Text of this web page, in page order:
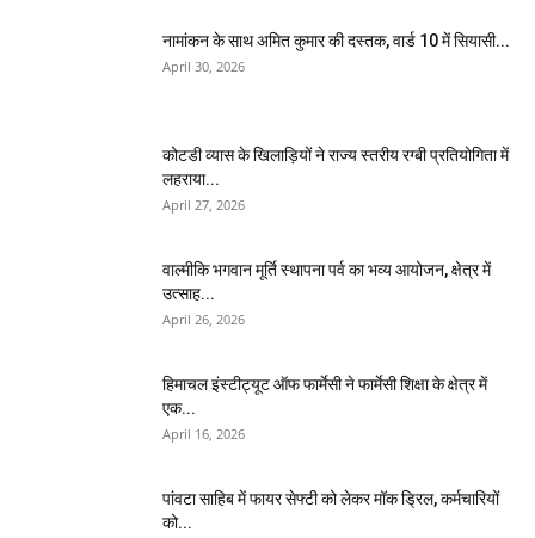
नामांकन के साथ अमित कुमार की दस्तक, वार्ड 10 में सियासी...
April 30, 2026
कोटडी व्यास के खिलाड़ियों ने राज्य स्तरीय रग्बी प्रतियोगिता में
लहराया...
April 27, 2026
वाल्मीकि भगवान मूर्ति स्थापना पर्व का भव्य आयोजन, क्षेत्र में
उत्साह...
April 26, 2026
हिमाचल इंस्टीट्यूट ऑफ फार्मेसी ने फार्मेसी शिक्षा के क्षेत्र में
एक...
April 16, 2026
पांवटा साहिब में फायर सेफ्टी को लेकर मॉक ड्रिल, कर्मचारियों
को...